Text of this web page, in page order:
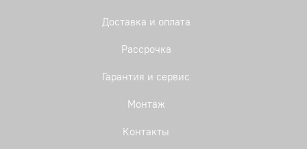
Доставка и оплата
Рассрочка
Гарантия и сервис
Монтаж
Контакты